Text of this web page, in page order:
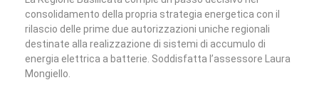
consolidamento della propria strategia energetica con il
rilascio delle prime due autorizzazioni uniche regionali
destinate alla realizzazione di sistemi di accumulo di
energia elettrica a batterie. Soddisfatta l’assessore Laura
Mongiello.